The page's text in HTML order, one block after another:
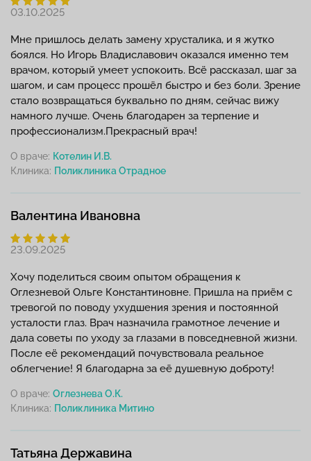
03.10.2025
Мне пришлось делать замену хрусталика, и я жутко
боялся. Но Игорь Владиславович оказался именно тем
врачом, который умеет успокоить. Всё рассказал, шаг за
шагом, и сам процесс прошёл быстро и без боли. Зрение
стало возвращаться буквально по дням, сейчас вижу
намного лучше. Очень благодарен за терпение и
профессионализм.Прекрасный врач!
О враче: Котелин И.В.
Клиника:
Валентина Ивановна
23.09.2025
Хочу поделиться своим опытом обращения к
Оглезневой Ольге Константиновне. Пришла на приём с
тревогой по поводу ухудшения зрения и постоянной
усталости глаз. Врач назначила грамотное лечение и
дала советы по уходу за глазами в повседневной жизни.
После её рекомендаций почувствовала реальное
облегчение! Я благодарна за её душевную доброту!
О враче: Оглезнева О.К.
Клиника:
Татьяна Державина